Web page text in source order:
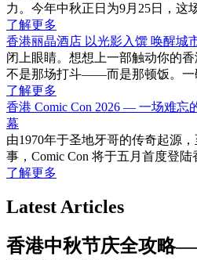
力。今年中秋正日为9月25日，这
了解更多
香港丽晶酒店 以光影入馔 唤醒城
闭上眼睛。想想上一部触动你的
不是那场打斗——而是那顿饭。一
了解更多
香港 Comic Con 2026 — 一场难忘
幕
由1970年于圣地牙哥的传奇起源
事，Comic Con 将于五月首度登陆
了解更多
Latest Articles
香港中秋节庆全攻略